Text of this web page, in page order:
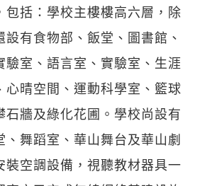
包括：學校主樓樓高六層，除
有食物部、飯堂、圖書館、
驗室、語言室、實驗室、生涯
心晴空間、運動科學室、籃球
石牆及綠化花圃。學校尚設有
、舞蹈室、華山舞台及華山劇
裝空調設備，視聽教材器具一